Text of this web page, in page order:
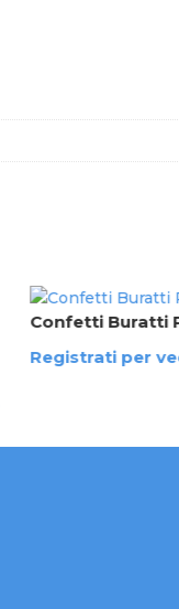
Confetti Buratti
Registrati per